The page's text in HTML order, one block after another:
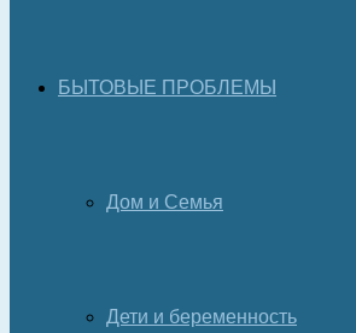
БЫТОВЫЕ ПРОБЛЕМЫ
Дом и Семья
Дети и беременность